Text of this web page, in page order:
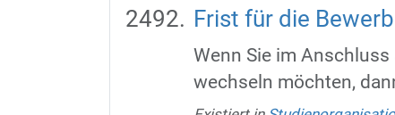
Frist für die
Wenn Sie im
wechseln möchten,